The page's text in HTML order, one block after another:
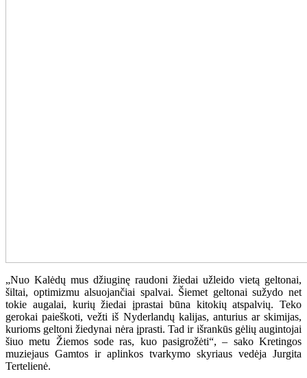
„Nuo Kalėdų mus džiuginę raudoni žiedai užleido vietą geltonai,
šiltai, optimizmu alsuojančiai spalvai. Šiemet geltonai sužydo net
tokie augalai, kurių žiedai įprastai būna kitokių atspalvių. Teko
gerokai paieškoti, vežti iš Nyderlandų kalijas, anturius ar skimijas,
kurioms geltoni žiedynai nėra įprasti. Tad ir išrankūs gėlių augintojai
šiuo metu Žiemos sode ras, kuo pasigrožėti“, – sako Kretingos
muziejaus Gamtos ir aplinkos tvarkymo skyriaus vedėja Jurgita
Tertelienė.